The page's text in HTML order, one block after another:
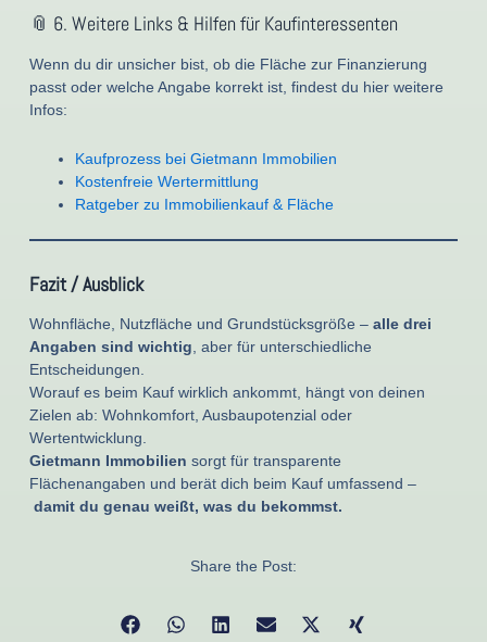
📎 6. Weitere Links & Hilfen für Kaufinteressenten
Wenn du dir unsicher bist, ob die Fläche zur Finanzierung
passt oder welche Angabe korrekt ist, findest du hier weitere
Infos:
Kaufprozess bei Gietmann Immobilien
Kostenfreie Wertermittlung
Ratgeber zu Immobilienkauf & Fläche
Fazit / Ausblick
Wohnfläche, Nutzfläche und Grundstücksgröße – alle drei
Angaben sind wichtig , aber für unterschiedliche
Entscheidungen.
Worauf es beim Kauf wirklich ankommt, hängt von deinen
Zielen ab: Wohnkomfort, Ausbaupotenzial oder
Wertentwicklung.
Gietmann Immobilien sorgt für transparente
Flächenangaben und berät dich beim Kauf umfassend –
damit du genau weißt, was du bekommst.
Share the Post: